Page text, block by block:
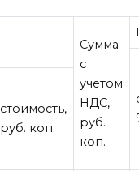
Сумма
с
учетом
НДС,
руб.
коп.
стоимость,
руб. коп.